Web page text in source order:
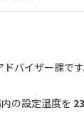
バイザー課です
の設定温度を